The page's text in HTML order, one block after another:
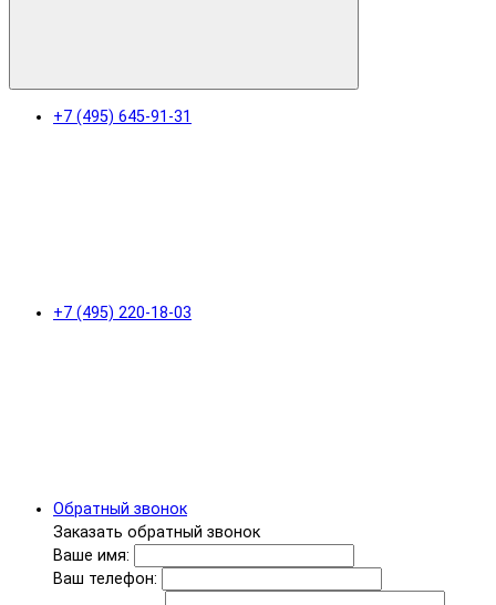
+7 (495) 645-91-31
+7 (495) 220-18-03
Обратный звонок
Заказать обратный звонок
Ваше имя:
Ваш телефон: